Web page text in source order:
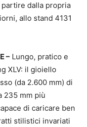
dalla propria
allo stand 4131
– Lungo, pratico e
XLV: il gioiello
(da 2.600 mm) di
235 mm più
di caricare ben
stilistici invariati